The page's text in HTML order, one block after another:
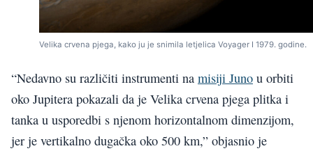
Velika crvena pjega, kako ju je snimila letjelica Voyager I 1979. godine.
“Nedavno su različiti instrumenti na misiji Juno u orbiti
oko Jupitera pokazali da je Velika crvena pjega plitka i
tanka u usporedbi s njenom horizontalnom dimenzijom,
jer je vertikalno dugačka oko 500 km,” objasnio je